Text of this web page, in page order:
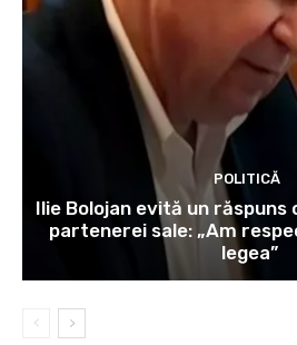
POLITICĂ
Ilie Bolojan evită un
partenerei sale: „Am
legea”